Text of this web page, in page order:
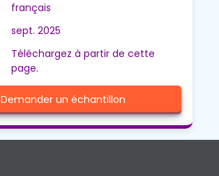
français
sept. 2025
Téléchargez à partir de cette
page.
Demander un échantillon